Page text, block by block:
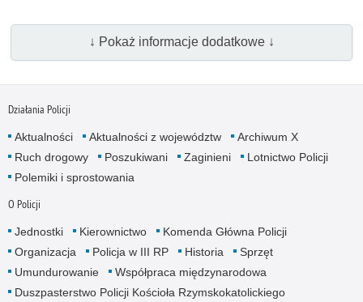
↓ Pokaż informacje dodatkowe ↓
Działania Policji
Aktualności Aktualności z województw
Archiwum X
Ruch drogowy
Poszukiwani Zaginieni
Lotnictwo Policji
Polemiki i sprostowania
O Policji
Jednostki Kierownictwo
Komenda Główna Policji
Organizacja
Policja w III RP Historia
Sprzęt
Umundurowanie
Współpraca międzynarodowa
Duszpasterstwo Policji Kościoła Rzymskokatolickiego